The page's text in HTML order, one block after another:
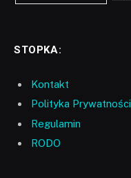
STOPKA:
Kontakt
Polityka Prywatności
Regulamin
RODO